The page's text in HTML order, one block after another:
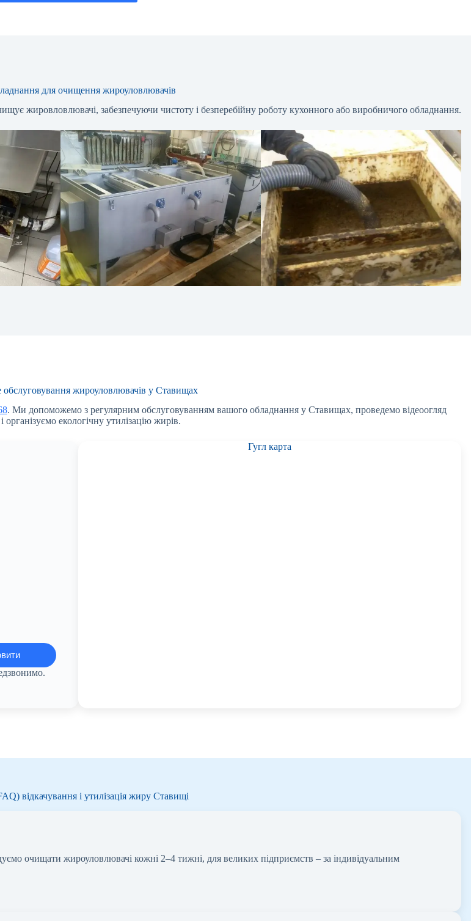
для очищення жироуловлювачів
жировловлювачі, забезпечуючи чистоту і безперебійну роботу кухонного або виробничого обладнання.
обслуговування жироуловлювачів у Ставищах
. Ми допоможемо з регулярним обслуговуванням вашого обладнання у Ставищах, проведемо відеоогляд
організуємо екологічну утилізацію жирів.
Гугл карта
відкачування і утилізація жиру Ставищі
очищати жироуловлювачі кожні 2–4 тижні, для великих підприємств – за індивідуальним